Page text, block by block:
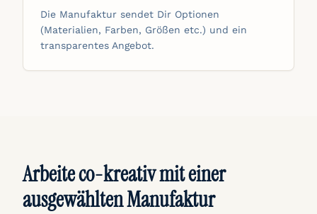
Die Manufaktur sendet Dir Optionen
(Materialien, Farben, Größen etc.) und ein
transparentes Angebot.
Arbeite co-kreativ mit einer
ausgewählten Manufaktur